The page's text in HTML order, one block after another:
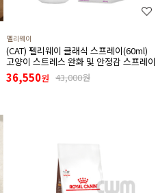
펠리웨이
(CAT) 펠리웨이 클래식 스프레이(60ml)
고양이 스트레스 완화 및 안정감 스프레이
36,550원 43,000원